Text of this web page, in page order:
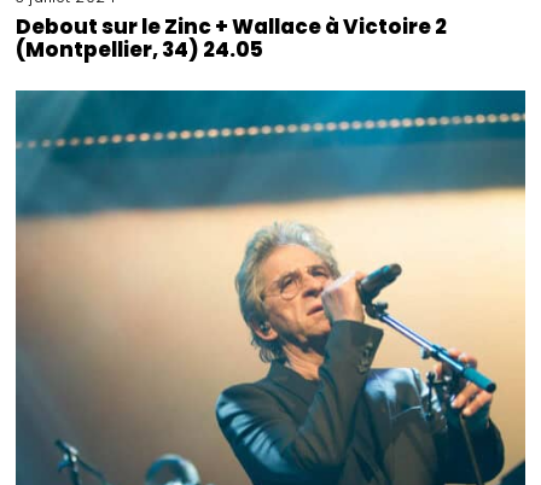
Debout sur le Zinc + Wallace à Victoire 2
(Montpellier, 34) 24.05